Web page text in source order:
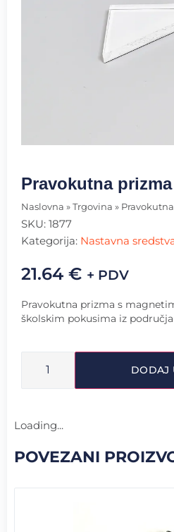
Pravokutna
Naslovna » Trgovina »
SKU: 1877
Kategorija: Nastavna
21.64 € + PDV
Pravokutna prizma s
školskim pokusima iz
DODAJ
Loading...
POVEZANI